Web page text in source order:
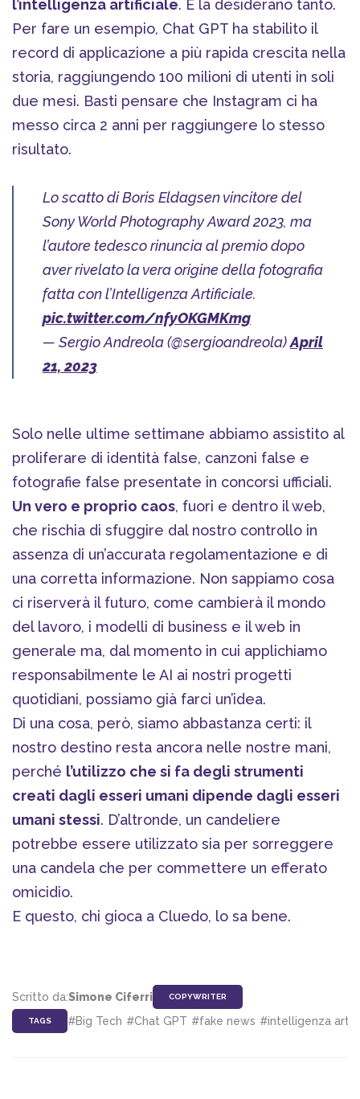
l’intelligenza artificiale. E la desiderano tanto.
Per fare un esempio, Chat GPT ha stabilito il
record di applicazione a più rapida crescita nella
storia, raggiungendo 100 milioni di utenti in soli
due mesi. Basti pensare che Instagram ci ha
messo circa 2 anni per raggiungere lo stesso
risultato.
Lo scatto di Boris Eldagsen vincitore del
Sony World Photography Award 2023, ma
l’autore tedesco rinuncia al premio dopo
aver rivelato la vera origine della fotografia
fatta con l’Intelligenza Artificiale.
pic.twitter.com/nfyOKGMKmg
— Sergio Andreola (@sergioandreola)April
21, 2023
Solo nelle ultime settimane abbiamo assistito al
proliferare di identità false, canzoni false e
fotografie false presentate in concorsi ufficiali.
Un vero e proprio caos, fuori e dentro il web,
che rischia di sfuggire dal nostro controllo in
assenza di un’accurata regolamentazione e di
una corretta informazione. Non sappiamo cosa
ci riserverà il futuro, come cambierà il mondo
del lavoro, i modelli di business e il web in
generale ma, dal momento in cui applichiamo
responsabilmente le AI ai nostri progetti
quotidiani, possiamo già farci un’idea.
Di una cosa, però, siamo abbastanza certi: il
nostro destino resta ancora nelle nostre mani,
perché l’utilizzo che si fa degli strumenti
creati dagli esseri umani dipende dagli esseri
umani stessi. D’altronde, un candeliere
potrebbe essere utilizzato sia per sorreggere
una candela che per commettere un efferato
omicidio.
E questo, chi gioca a Cluedo, lo sa bene.
Scritto da:Simone Ciferri COPYWRITER
TAGS #Big Tech #Chat GPT #fake news #intelligenza